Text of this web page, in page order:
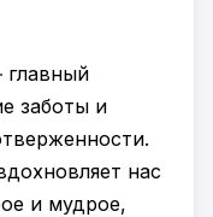
заботы и
нас
и мудрое,